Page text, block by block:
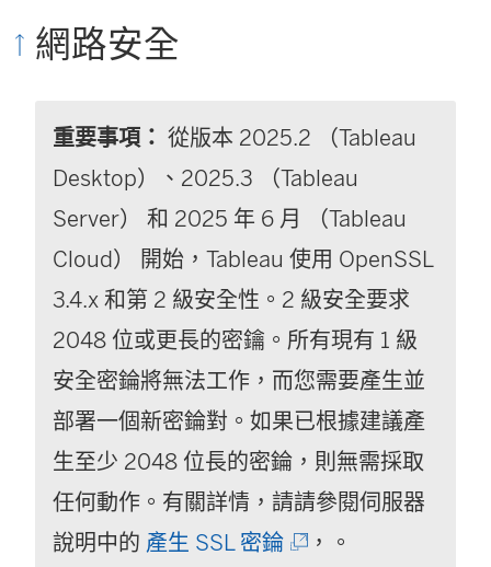
網路安全
重要事項： 從版本 2025.2 （Tableau
Desktop）、2025.3 （Tableau
Server） 和 2025 年 6 月 （Tableau
Cloud） 開始，Tableau 使用 OpenSSL
3.4.x 和第 2 級安全性。2 級安全要求
2048 位或更長的密鑰。所有現有 1 級
安全密錀將無法工作，而您需要產生並
部署一個新密錀對。如果已根據建議產
生至少 2048 位長的密錀，則無需採取
任何動作。有關詳情，請請參閱伺服器
說明中的 產生 SSL 密錀(
， 。